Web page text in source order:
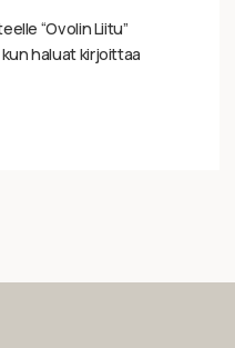
“Ovolin Liitu”
kun haluat kirjoittaa